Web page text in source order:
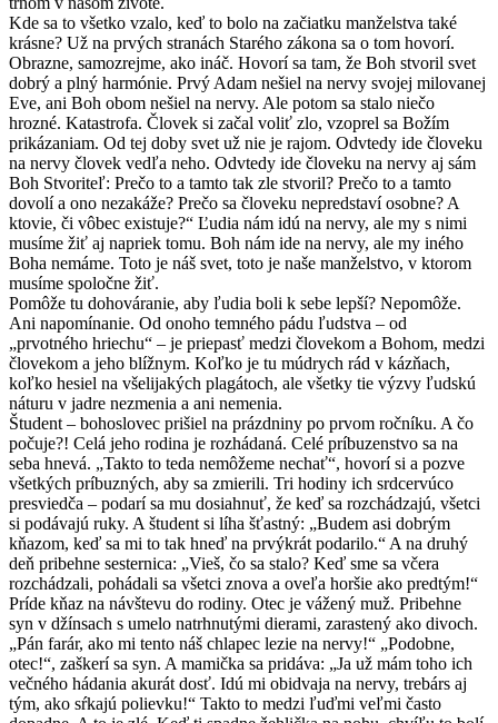
Kde sa to všetko vzalo, keď to bolo na začiatku manželstva také
krásne? Už na prvých stranách Starého zákona sa o tom hovorí.
Obrazne, samozrejme, ako ináč. Hovorí sa tam, že Boh stvoril svet
dobrý a plný harmónie. Prvý Adam nešiel na nervy svojej milovanej
Eve, ani Boh obom nešiel na nervy. Ale potom sa stalo niečo
hrozné. Katastrofa. Človek si začal voliť zlo, vzoprel sa Božím
prikázaniam. Od tej doby svet už nie je rajom. Odvtedy ide človeku
na nervy človek vedľa neho. Odvtedy ide človeku na nervy aj sám
Boh Stvoriteľ: Prečo to a tamto tak zle stvoril? Prečo to a tamto
dovolí a ono nezakáže? Prečo sa človeku nepredstaví osobne? A
ktovie, či vôbec existuje?“ Ľudia nám idú na nervy, ale my s nimi
musíme žiť aj napriek tomu. Boh nám ide na nervy, ale my iného
Boha nemáme. Toto je náš svet, toto je naše manželstvo, v ktorom
musíme spoločne žiť.
Pomôže tu dohováranie, aby ľudia boli k sebe lepší? Nepomôže.
Ani napomínanie. Od onoho temného pádu ľudstva – od
„prvotného hriechu“ – je priepasť medzi človekom a Bohom, medzi
človekom a jeho blížnym. Koľko je tu múdrych rád v kázňach,
koľko hesiel na všelijakých plagátoch, ale všetky tie výzvy ľudskú
náturu v jadre nezmenia a ani nemenia.
Študent – bohoslovec prišiel na prázdniny po prvom ročníku. A čo
počuje?! Celá jeho rodina je rozhádaná. Celé príbuzenstvo sa na
seba hnevá. „Takto to teda nemôžeme nechať“, hovorí si a pozve
všetkých príbuzných, aby sa zmierili. Tri hodiny ich srdcervúco
presviedča – podarí sa mu dosiahnuť, že keď sa rozchádzajú, všetci
si podávajú ruky. A študent si líha šťastný: „Budem asi dobrým
kňazom, keď sa mi to tak hneď na prvýkrát podarilo.“ A na druhý
deň pribehne sesternica: „Vieš, čo sa stalo? Keď sme sa včera
rozchádzali, pohádali sa všetci znova a oveľa horšie ako predtým!“
Príde kňaz na návštevu do rodiny. Otec je vážený muž. Pribehne
syn v džínsach s umelo natrhnutými dierami, zarastený ako divoch.
„Pán farár, ako mi tento náš chlapec lezie na nervy!“ „Podobne,
otec!“, zaškerí sa syn. A mamička sa pridáva: „Ja už mám toho ich
večného hádania akurát dosť. Idú mi obidvaja na nervy, trebárs aj
tým, ako sŕkajú polievku!“ Takto to medzi ľuďmi veľmi často